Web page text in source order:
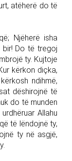
atëherë do të
Njëherë isha
bir! Do të tregoj
ty. Kujtoje
kërkon diçka,
ndihmë,
dëshirojnë të
do të munden
Allahu
të lëndojnë ty,
ty në asgjë,